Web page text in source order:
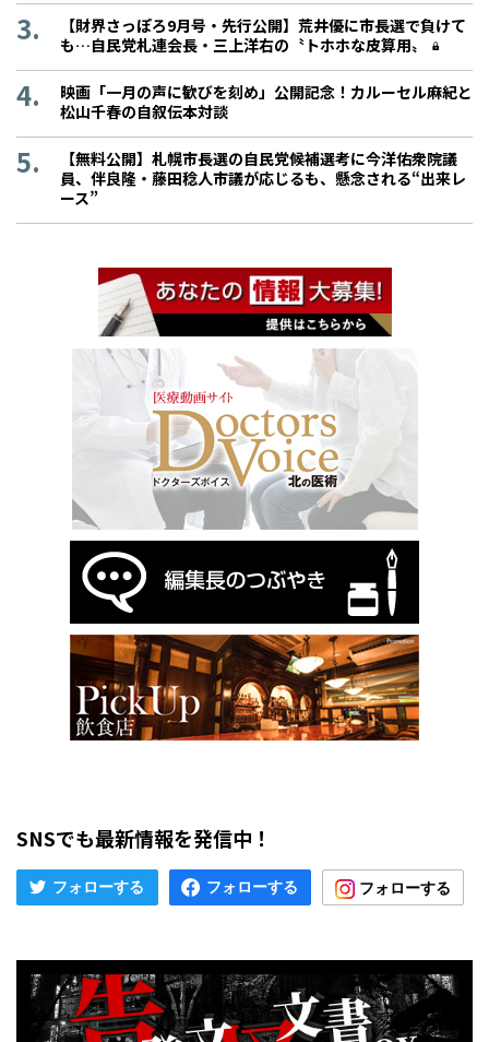
【財界さっぽろ9月号・先行公開】荒井優に市長選で負けて
も…自民党札連会長・三上洋右の〝トホホな皮算用〟
映画「一月の声に歓びを刻め」公開記念！カルーセル麻紀と
松山千春の自叙伝本対談
【無料公開】札幌市長選の自民党候補選考に今洋佑衆院議
員、伴良隆・藤田稔人市議が応じるも、懸念される“出来レ
ース”
SNSでも最新情報を発信中！